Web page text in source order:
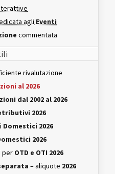
agli Eventi
commentata
rivalutazione
al 2026
dal 2002 al 2026
2026
Domestici 2026
2026
per OTD e OTI 2026
– aliquote 2026